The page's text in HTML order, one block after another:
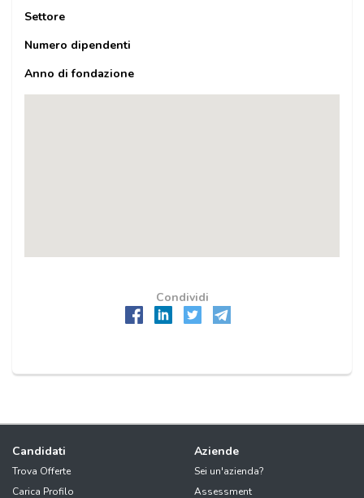
Settore
Numero dipendenti
Anno di fondazione
Condividi
Candidati
Trova Offerte
Carica Profilo
Aziende
Sei un'azienda?
Assessment